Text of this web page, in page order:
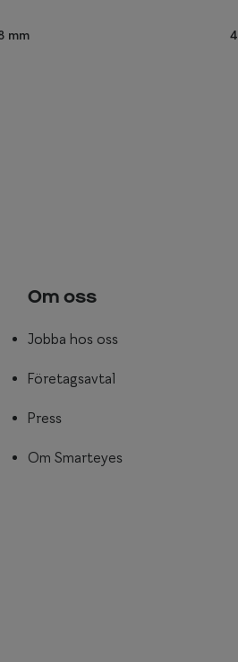
mm
Om oss
Jobba hos oss
Företagsavtal
Press
Om Smarteyes